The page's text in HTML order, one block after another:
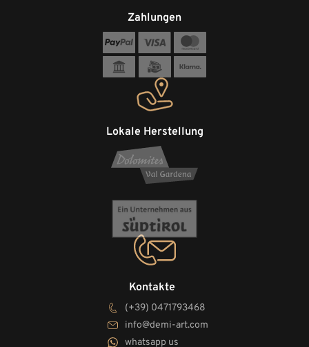
Kontakte
(+39) 0471793468
info@demi-art.com
whatsapp us
Lokale Herstellung
Zahlungen